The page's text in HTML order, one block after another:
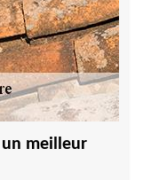
meilleur